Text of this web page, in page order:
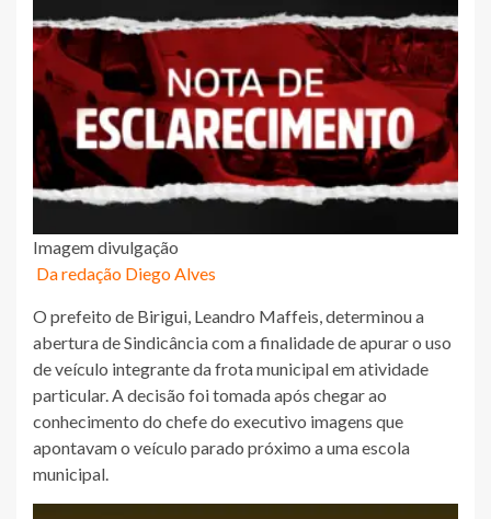
Imagem divulgação
Da redação Diego Alves
O prefeito de Birigui, Leandro Maffeis, determinou a
abertura de Sindicância com a finalidade de apurar o uso
de veículo integrante da frota municipal em atividade
particular. A decisão foi tomada após chegar ao
conhecimento do chefe do executivo imagens que
apontavam o veículo parado próximo a uma escola
municipal.